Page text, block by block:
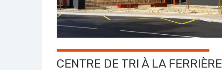
CENTRE DE TRI À LA FERRIÈRE